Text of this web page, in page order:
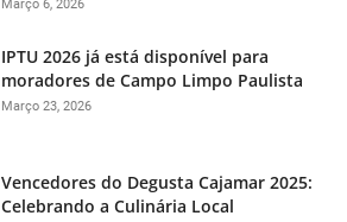
Março 6, 2026
IPTU 2026 já está disponível para
moradores de Campo Limpo Paulista
Março 23, 2026
Vencedores do Degusta Cajamar 2025:
Celebrando a Culinária Local